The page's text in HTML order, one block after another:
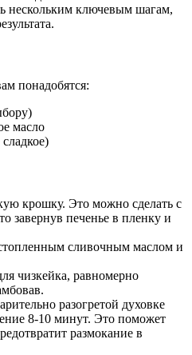
нескольким ключевым шагам,
понадобятся:
масло
крошку. Это можно сделать с
завернув печенье в пленку и
сливочным маслом и
чизкейка, равномерно
разогретой духовке
8-10 минут. Это поможет
размокание в